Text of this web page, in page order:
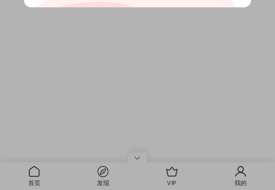
首页 发现 VIP 我的